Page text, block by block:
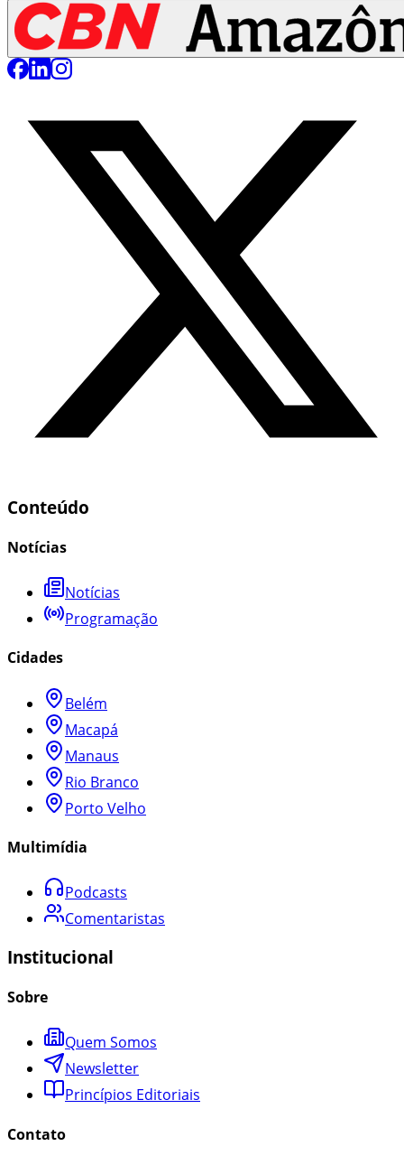
Conteúdo
Notícias
Notícias
Programação
Cidades
Belém
Macapá
Manaus
Rio Branco
Porto Velho
Multimídia
Podcasts
Comentaristas
Institucional
Sobre
Quem Somos
Newsletter
Princípios Editoriais
Contato